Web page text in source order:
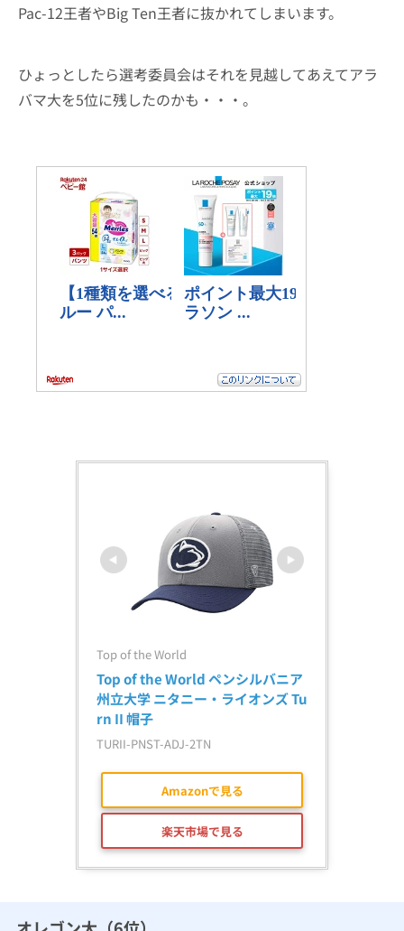
Pac-12王者やBig Ten王者に抜かれてしまいます。
ひょっとしたら選考委員会はそれを見越してあえてアラ
バマ大を5位に残したのかも・・・。
Top of the World
Top of the World ペンシルバニア
州立大学 ニタニー・ライオンズ Tu
rn II 帽子
TURII-PNST-ADJ-2TN
Amazonで見る
楽天市場で見る